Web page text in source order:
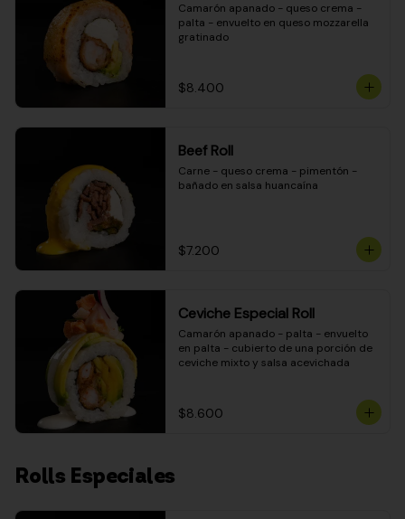
Camarón apanado - queso crema -
palta - envuelto en queso mozzarella
gratinado
$8.400
Beef Roll
Carne - queso crema - pimentón -
bañado en salsa huancaína
$7.200
Ceviche Especial Roll
Camarón apanado - palta - envuelto
en palta - cubierto de una porción de
ceviche mixto y salsa acevichada
$8.600
Rolls Especiales